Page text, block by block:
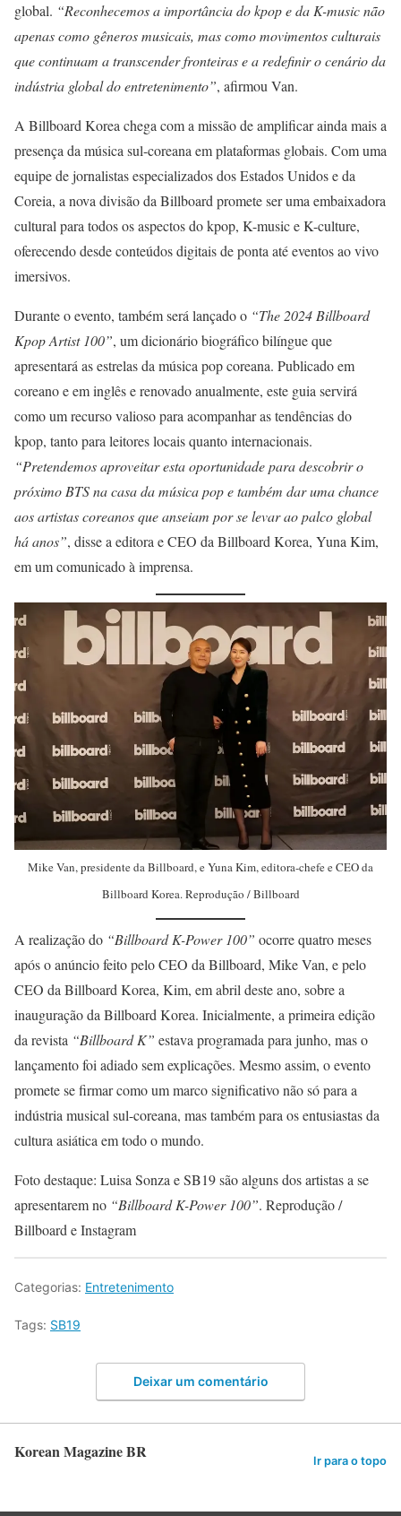
global. “Reconhecemos a importância do kpop e da K-music não
apenas como gêneros musicais, mas como movimentos culturais
que continuam a transcender fronteiras e a redefinir o cenário da
indústria global do entretenimento”, afirmou Van.
A Billboard Korea chega com a missão de amplificar ainda mais a
presença da música sul-coreana em plataformas globais. Com uma
equipe de jornalistas especializados dos Estados Unidos e da
Coreia, a nova divisão da Billboard promete ser uma embaixadora
cultural para todos os aspectos do kpop, K-music e K-culture,
oferecendo desde conteúdos digitais de ponta até eventos ao vivo
imersivos.
Durante o evento, também será lançado o “The 2024 Billboard
Kpop Artist 100”, um dicionário biográfico bilíngue que
apresentará as estrelas da música pop coreana. Publicado em
coreano e em inglês e renovado anualmente, este guia servirá
como um recurso valioso para acompanhar as tendências do
kpop, tanto para leitores locais quanto internacionais.
“Pretendemos aproveitar esta oportunidade para descobrir o
próximo BTS na casa da música pop e também dar uma chance
aos artistas coreanos que anseiam por se levar ao palco global
há anos”, disse a editora e CEO da Billboard Korea, Yuna Kim,
em um comunicado à imprensa.
Mike Van, presidente da Billboard, e Yuna Kim, editora-chefe e CEO da
Billboard Korea. Reprodução / Billboard
A realização do “Billboard K-Power 100” ocorre quatro meses
após o anúncio feito pelo CEO da Billboard, Mike Van, e pelo
CEO da Billboard Korea, Kim, em abril deste ano, sobre a
inauguração da Billboard Korea. Inicialmente, a primeira edição
da revista “Billboard K” estava programada para junho, mas o
lançamento foi adiado sem explicações. Mesmo assim, o evento
promete se firmar como um marco significativo não só para a
indústria musical sul-coreana, mas também para os entusiastas da
cultura asiática em todo o mundo.
Foto destaque: Luisa Sonza e SB19 são alguns dos artistas a se
apresentarem no “Billboard K-Power 100”. Reprodução /
Billboard e Instagram
Categorias: Entretenimento
Tags: SB19
Deixar um comentário
Korean Magazine BR Ir para o topo